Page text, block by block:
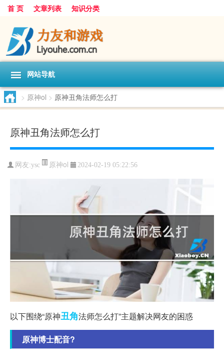
首 页 文章列表 知识分类
网站导航
> 原神ol > 原神丑角法师怎么打
原神丑角法师怎么打
网友:ysc 原神ol 2024-02-19 05:22:56
以下围绕“原神丑角法师怎么打”主题解决网友的困惑
原神博士配音?